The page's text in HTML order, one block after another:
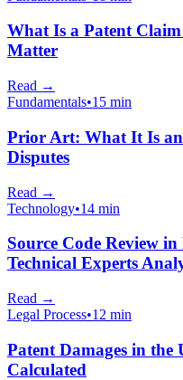
What Is a Patent
Matter
Read →
Fundamentals•15 min
Prior Art: What It Is
Disputes
Read →
Technology•14 min
Source Code Review
Technical Experts
Read →
Legal Process•12 min
Patent Damages in
Calculated